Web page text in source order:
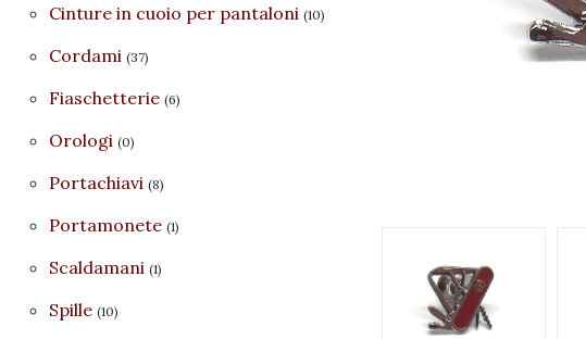
Cinture in cuoio per pantaloni (10)
Cordami (37)
Fiaschetterie (6)
Orologi (0)
Portachiavi (8)
Portamonete (1)
Scaldamani (1)
Spille (10)